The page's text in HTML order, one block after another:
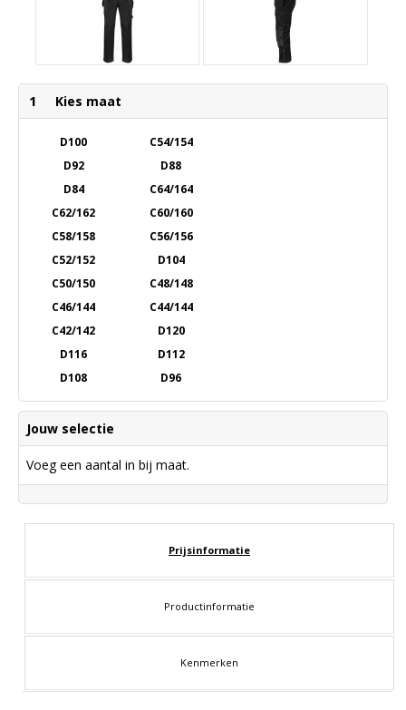
1 Kies maat
D100
C54/154
D92
D88
D84
C64/164
C62/162
C60/160
C58/158
C56/156
C52/152
D104
C50/150
C48/148
C46/144
C44/144
C42/142
D120
D116
D112
D108
D96
Jouw selectie
Voeg een aantal in bij maat.
Prijsinformatie
Productinformatie
Kenmerken